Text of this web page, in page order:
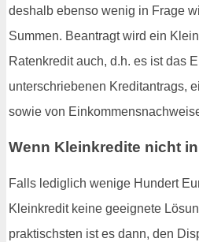
deshalb ebenso wenig in Frage
Summen. Beantragt wird ein
Ratenkredit auch, d.h. es ist das
unterschriebenen Kreditantrags,
sowie von
Wenn Kleinkredite nicht
Falls lediglich wenige Hundert
Kleinkredit keine geeignete
praktischsten ist es dann, den